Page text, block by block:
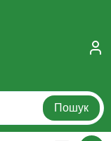
Пошук